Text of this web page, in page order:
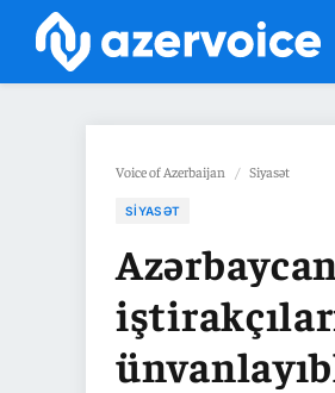
Voice of Azerbaijan / Siyasət
SIYASƏT